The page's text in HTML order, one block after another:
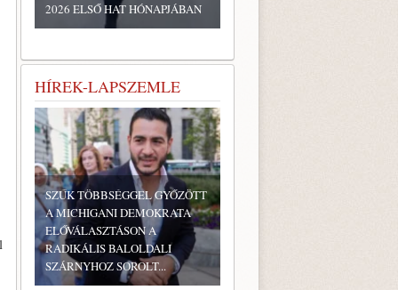
2026 ELSŐ HAT HÓNAPJÁBAN
HÍREK-LAPSZEMLE
SZŰK TÖBBSÉGGEL GYŐZÖTT
A MICHIGANI DEMOKRATA
ELŐVÁLASZTÁSON A
RADIKÁLIS BALOLDALI
SZÁRNYHOZ SOROLT...